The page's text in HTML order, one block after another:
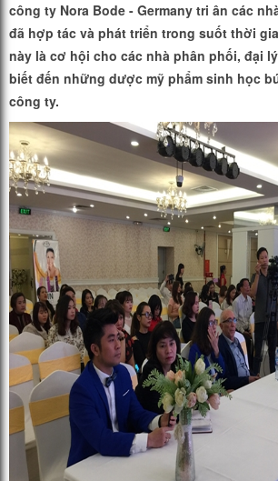
công ty Nora Bode - Germany tri ân các
đã hợp tác và phát triển trong suốt thời
này là cơ hội cho các nhà phân phối, đại
biết đến những dược mỹ phẩm sinh học
công ty.